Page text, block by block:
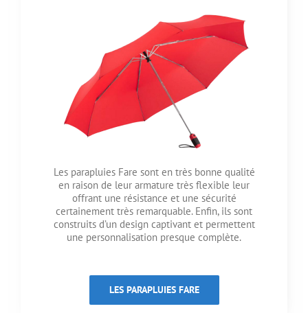
Les parapluies Fare sont en très bonne qualité
en raison de leur armature très flexible leur
offrant une résistance et une sécurité
certainement très remarquable. Enfin, ils sont
construits d’un design captivant et permettent
une personnalisation presque complète.
LES PARAPLUIES FARE